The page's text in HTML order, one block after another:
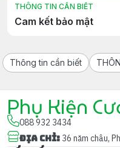
THÔNG TIN CẦN BIẾT
Cam kết bảo mật
Thông tin cần biết
Phụ Kiện
088 932 3434
Địa chỉ: 36 năm châu,